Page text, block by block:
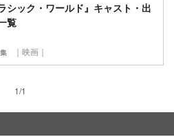
シック・ワールド』キャスト・出
覧
｜映画｜
1/1